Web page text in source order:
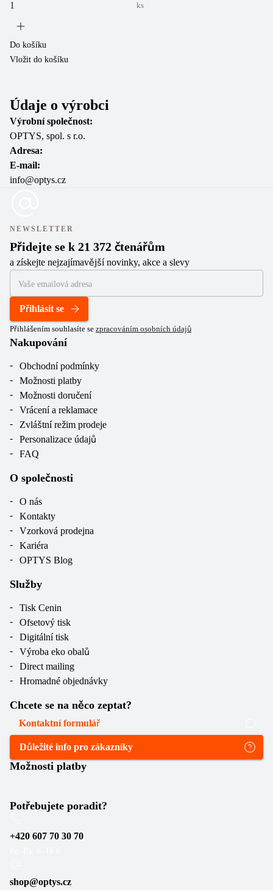
ks
Do košíku
Vložit do košíku
Údaje o výrobci
Výrobní společnost:
OPTYS, spol. s r.o.
Adresa:
E-mail:
info@optys.cz
NEWSLETTER
Přidejte se k 21 372 čtenářům
a získejte nejzajímavější novinky, akce a slevy
Přihlásit se
Přihlášením souhlasíte se zpracováním osobních údajů
Nakupování
Obchodní podmínky
Možnosti platby
Možnosti doručení
Vrácení a reklamace
Zvláštní režim prodeje
Personalizace údajů
FAQ
O společnosti
O nás
Kontakty
Vzorková prodejna
Kariéra
OPTYS Blog
Služby
Tisk Cenin
Ofsetový tisk
Digitální tisk
Výroba eko obalů
Direct mailing
Hromadné objednávky
Chcete se na něco zeptat?
Kontaktní formulář
Důležité info pro zákazníky
Možnosti platby
Potřebujete poradit?
+420 607 70 30 70
shop@optys.cz